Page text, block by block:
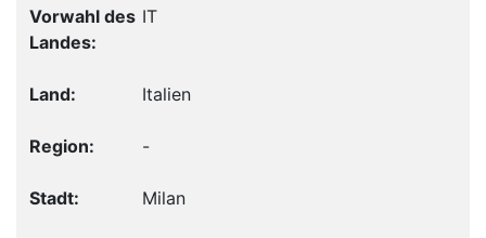
IT
Italien
-
Milan